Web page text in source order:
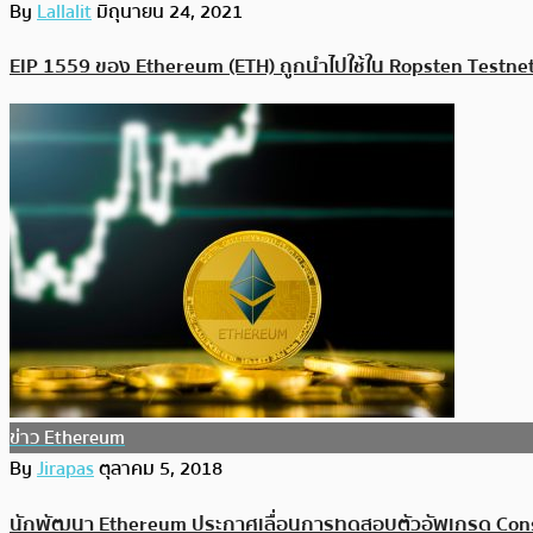
ByLallalitมิถุนายน 24, 2021
EIP 1559 ของ Ethereum (ETH) ถูกนำไปใช้ใน Ropsten
ข่าว Ethereum
ByJirapasตุลาคม 5, 2018
นักพัฒนา Ethereum ประกาศเลื่อนการทดสอบตัวอัพเกรด